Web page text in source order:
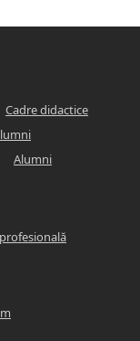
Cadre didactice
Alumni